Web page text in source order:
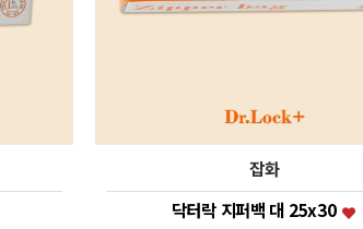
잡화
닥터락 지퍼백 대 25x30